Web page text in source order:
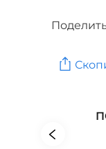
Витамины,
Витамины,
Товары для